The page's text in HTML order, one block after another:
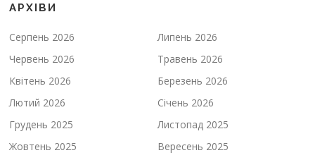
АРХІВИ
Серпень 2026
Липень 2026
Червень 2026
Травень 2026
Квітень 2026
Березень 2026
Лютий 2026
Січень 2026
Грудень 2025
Листопад 2025
Жовтень 2025
Вересень 2025